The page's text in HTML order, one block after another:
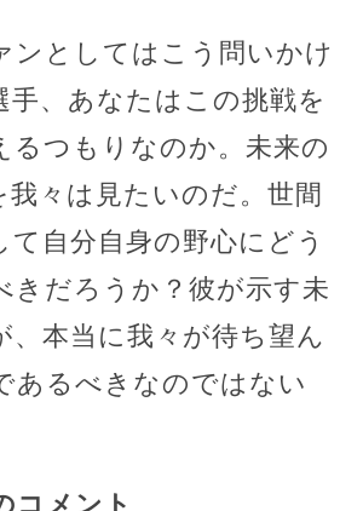
ンとしてはこう問いかけ
手、あなたはこの挑戦を
るつもりなのか。未来の
我々は見たいのだ。世間
て自分自身の野心にどう
きだろうか？彼が示す未
、本当に我々が待ち望ん
あるべきなのではない
コメント